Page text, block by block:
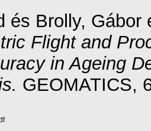
és Brolly, Gábor
Flight and
in Ageing
GEOMATICS,